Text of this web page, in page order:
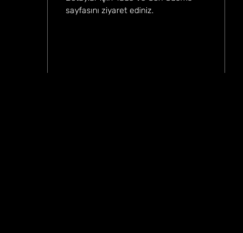
sayfasını ziyaret ediniz.